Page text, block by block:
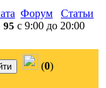
Форум
Статьи
95 с 9:00 до 20:00
(0)